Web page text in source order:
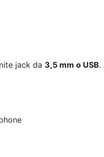
jack da 3,5 mm o USB.